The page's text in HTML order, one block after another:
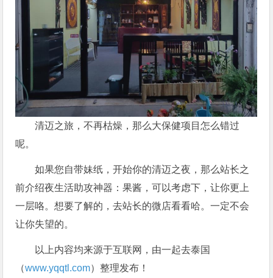
清迈之旅，不再枯燥，那么大保健项目怎么错过
呢。
如果您自带妹纸，开始你的清迈之夜，那么站长之
前介绍夜生活助攻神器：果酱，可以考虑下，让你更上
一层咯。想要了解的，去站长的微店看看哈。一定不会
让你失望的。
以上内容均来源于互联网，由一起去泰国
（www.yqqtl.com）整理发布！